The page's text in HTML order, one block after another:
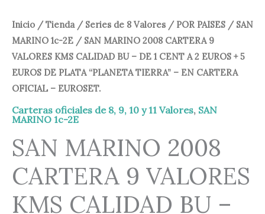
Inicio /Tienda/ Series de 8 Valores / POR PAISES / SAN
MARINO 1c-2E / SAN MARINO 2008 CARTERA 9
VALORES KMS CALIDAD BU – DE 1 CENT A 2 EUROS + 5
EUROS DE PLATA “PLANETA TIERRA” – EN CARTERA
OFICIAL – EUROSET.
Carteras oficiales de 8, 9, 10 y 11 Valores, SAN
MARINO 1c-2E
SAN MARINO 2008
CARTERA 9 VALORES
KMS CALIDAD BU –